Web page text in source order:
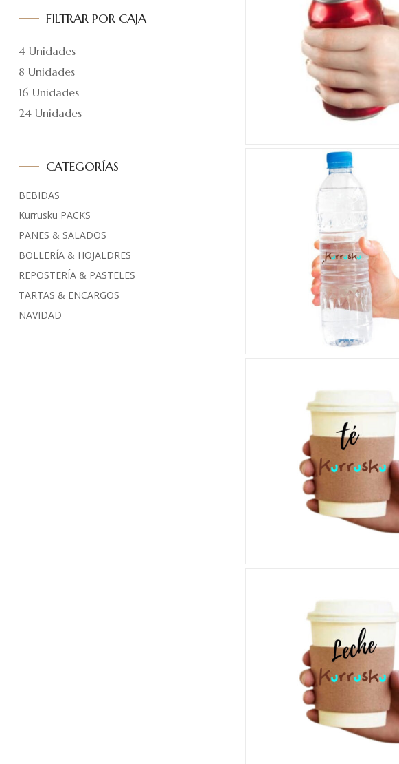
FILTRAR POR CAJA
4 Unidades
8 Unidades
16 Unidades
24 Unidades
CATEGORÍAS
BEBIDAS
Kurrusku PACKS
PANES & SALADOS
BOLLERÍA & HOJALDRES
REPOSTERÍA & PASTELES
TARTAS & ENCARGOS
NAVIDAD